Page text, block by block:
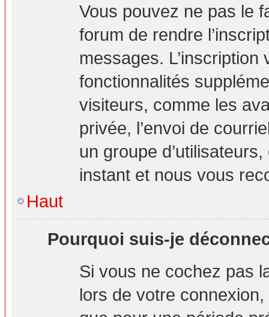
Vous pouvez ne pas le
forum de rendre
messages.
fonctionnalités
visiteurs, comme les
privée, l’envoi de
un groupe
instant et nous vous
Haut
Pourquoi suis-je
Si vous ne cochez pas
lors de votre